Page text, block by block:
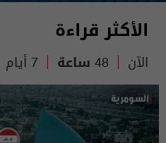
الأكثر قراءة
الآن 48 ساعة 7 أيام